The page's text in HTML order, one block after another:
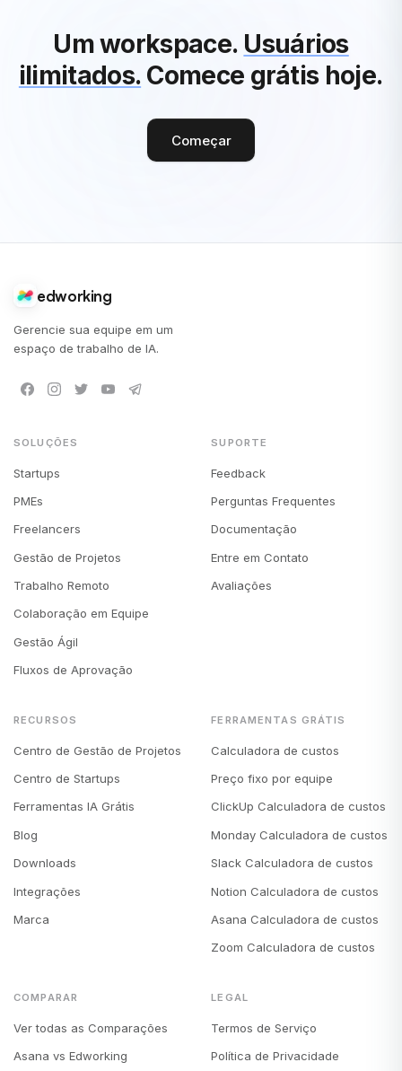
Um workspace. Usuários
ilimitados. Comece grátis hoje.
Começar
edworking
Gerencie sua equipe em um
espaço de trabalho de IA.
SOLUÇÕES
Startups
PMEs
Freelancers
Gestão de Projetos
Trabalho Remoto
Colaboração em Equipe
Gestão Ágil
Fluxos de Aprovação
SUPORTE
Feedback
Perguntas Frequentes
Documentação
Entre em Contato
Avaliações
RECURSOS
Centro de Gestão de Projetos
Centro de Startups
Ferramentas IA Grátis
Blog
Downloads
Integrações
Marca
FERRAMENTAS GRÁTIS
Calculadora de custos
Preço fixo por equipe
ClickUp Calculadora de custos
Monday Calculadora de custos
Slack Calculadora de custos
Notion Calculadora de custos
Asana Calculadora de custos
Zoom Calculadora de custos
COMPARAR
Ver todas as Comparações
Asana vs Edworking
LEGAL
Termos de Serviço
Política de Privacidade